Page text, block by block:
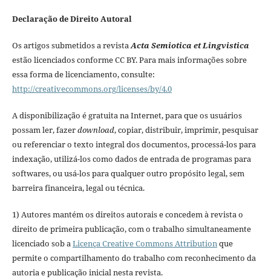
Declaração de Direito Autoral
Os artigos submetidos a revistaActa Semiotica et Lingvistica
estão licenciados conforme CC BY. Para mais informações sobre
essa forma de licenciamento, consulte:
http://creativecommons.org/licenses/by/4.0
A disponibilização é gratuita na Internet, para que os usuários
possam ler, fazerdownload, copiar, distribuir, imprimir, pesquisar
ou referenciar o texto integral dos documentos, processá-los para
indexação, utilizá-los como dados de entrada de programas para
softwares, ou usá-los para qualquer outro propósito legal, sem
barreira financeira, legal ou técnica.
1) Autores mantém os direitos autorais e concedem à revista o
direito de primeira publicação, com o trabalho simultaneamente
licenciado sob aLicença Creative Commons Attributionque
permite o compartilhamento do trabalho com reconhecimento da
autoria e publicação inicial nesta revista.